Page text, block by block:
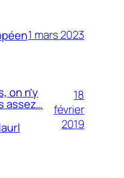
1 mars 2023
on n’y
assez…
18
février
2019